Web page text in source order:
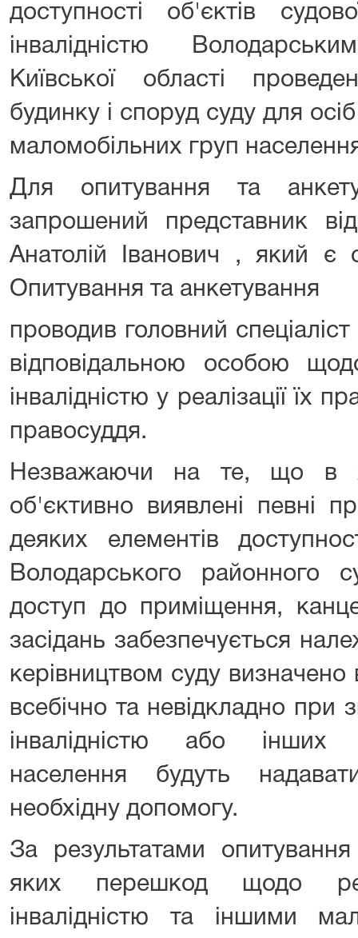
доступності об'єктів
інвалідністю
Київської області
будинку і споруд суду для
маломобільних груп
Для опитування та
запрошений представник
Анатолій Іванович , який є
Опитування та анкетування
проводив головний
відповідальною особою
інвалідністю у реалізації їх
правосуддя.
Незважаючи на те, що в
об'єктивно виявлені певні
деяких елементів
Володарського районного
доступ до приміщення,
засідань забезпечується
керівництвом суду визначено
всебічно та невідкладно при
інвалідністю або інших
населення будуть
необхідну допомогу.
За результатами
яких перешкод щодо
інвалідністю та іншими